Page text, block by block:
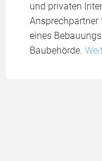
und privaten
Ansprechpartner
eines
Baubehörde.